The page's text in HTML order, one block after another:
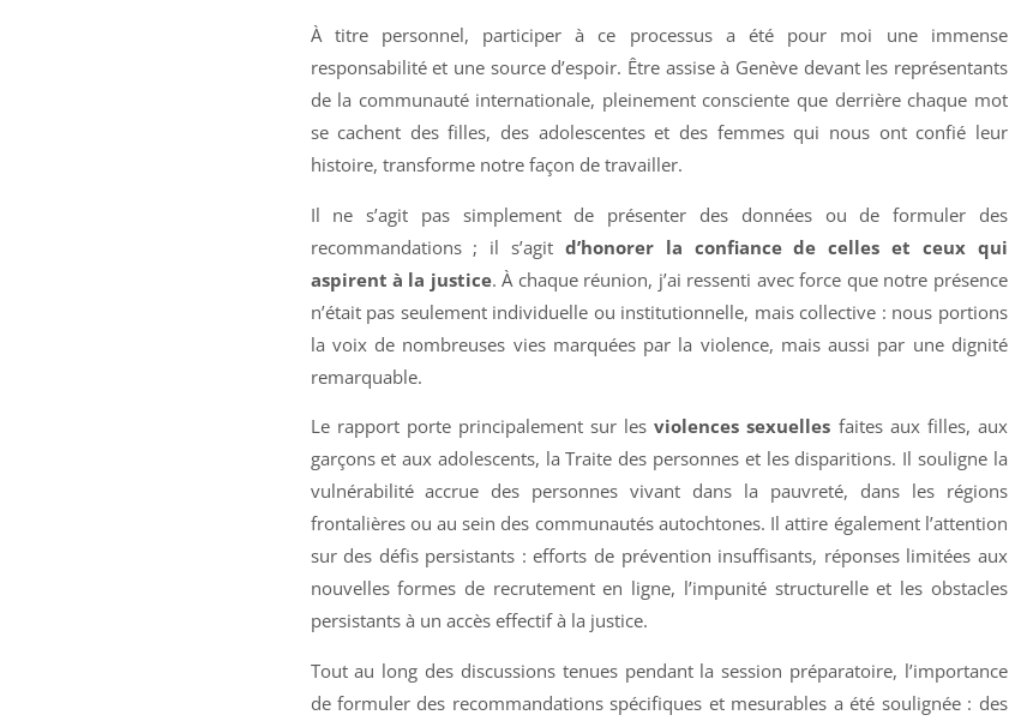
À titre personnel, participer à ce processus a été pour moi une immense
responsabilité et une source d’espoir. Être assise à Genève devant les représentants
de la communauté internationale, pleinement consciente que derrière chaque mot
se cachent des filles, des adolescentes et des femmes qui nous ont confié leur
histoire, transforme notre façon de travailler.
Il ne s’agit pas simplement de présenter des données ou de formuler des
recommandations ; il s’agit d’honorer la confiance de celles et ceux qui
aspirent à la justice. À chaque réunion, j’ai ressenti avec force que notre présence
n’était pas seulement individuelle ou institutionnelle, mais collective : nous portions
la voix de nombreuses vies marquées par la violence, mais aussi par une dignité
remarquable.
Le rapport porte principalement sur lesviolences sexuelles faites aux filles, aux
garçons et aux adolescents, la Traite des personnes et les disparitions. Il souligne la
vulnérabilité accrue des personnes vivant dans la pauvreté, dans les régions
frontalières ou au sein des communautés autochtones. Il attire également l’attention
sur des défis persistants : efforts de prévention insuffisants, réponses limitées aux
nouvelles formes de recrutement en ligne, l’impunité structurelle et les obstacles
persistants à un accès effectif à la justice.
Tout au long des discussions tenues pendant la session préparatoire, l’importance
de formuler des recommandations spécifiques et mesurables a été soulignée : des